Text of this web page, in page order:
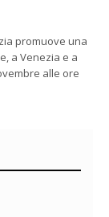
promuove una
a Venezia e a
alle ore